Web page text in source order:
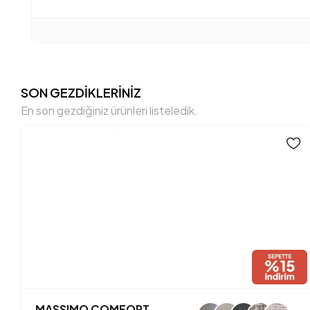
SON GEZDİKLERİNİZ
En son gezdiğiniz ürünleri listeledik.